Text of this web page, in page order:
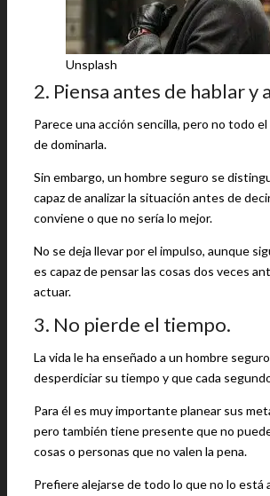
Unsplash
2. Piensa antes de hablar y
Parece una acción sencilla, pero no todo
de dominarla.
Sin embargo, un hombre seguro se
capaz de analizar la situación antes de
conviene o que no sería lo mejor.
No se deja llevar por el impulso, aunque
es capaz de pensar las cosas dos veces
actuar.
3. No pierde el tiempo.
La vida le ha enseñado a un hombre
desperdiciar su tiempo y que cada
Para él es muy importante planear sus
pero también tiene presente que no
cosas o personas que no valen la pena.
Prefiere alejarse de todo lo que no lo está